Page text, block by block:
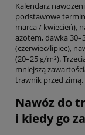
Kalendarz
podstawowe
marca / kwiecień),
azotem, dawka
(czerwiec/lipiec),
(20–25 g/m²).
mniejszą
trawnik przed zimą.
Nawóz do
i kiedy go